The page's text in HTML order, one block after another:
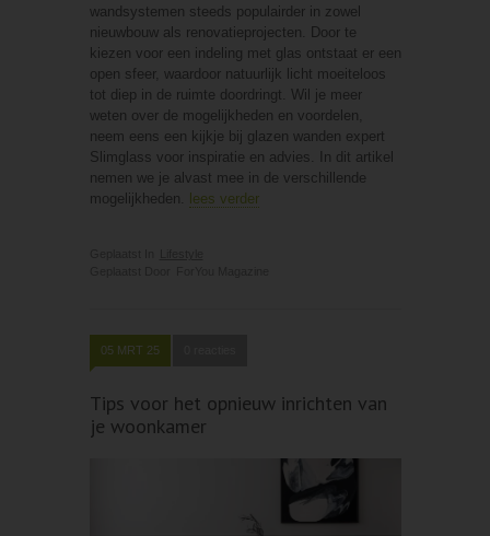
wandsystemen steeds populairder in zowel
nieuwbouw als renovatieprojecten. Door te
kiezen voor een indeling met glas ontstaat er een
open sfeer, waardoor natuurlijk licht moeiteloos
tot diep in de ruimte doordringt. Wil je meer
weten over de mogelijkheden en voordelen,
neem eens een kijkje bij glazen wanden expert
Slimglass voor inspiratie en advies. In dit artikel
nemen we je alvast mee in de verschillende
mogelijkheden.
lees verder
05 MRT 25
Tips voor het opnieuw inrichten van
je woonkamer